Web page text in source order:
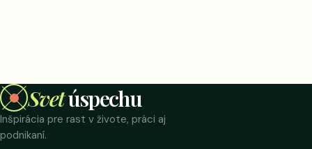
Svetúspechu
Inšpirácia pre rast v živote, práci aj
podnikaní.